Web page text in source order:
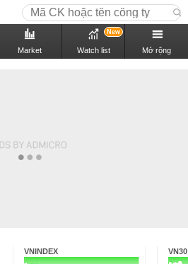
Market Watch list
New
Mở rộng
VNINDEX VN30